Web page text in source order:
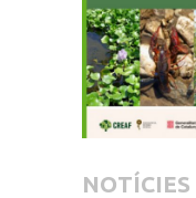
NOTÍCIES